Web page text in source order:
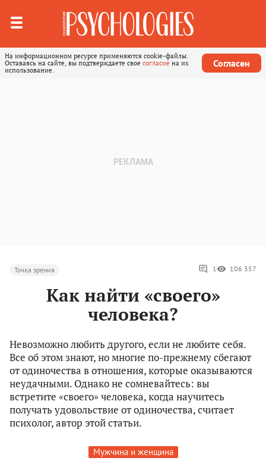
На информационном ресурсе применяются cookie-файлы.
Оставаясь на сайте, вы подтверждаете свое согласие на их
использование.
Согласен
Точка зрения 1 106 357
Как найти «своего»
человека?
Невозможно любить другого, если не любите себя.
Все об этом знают, но многие по-прежнему сбегают
от одиночества в отношения, которые оказываются
неудачными. Однако не сомневайтесь: вы
встретите «своего» человека, когда научитесь
получать удовольствие от одиночества, считает
психолог, автор этой статьи.
Мужчина и женщина